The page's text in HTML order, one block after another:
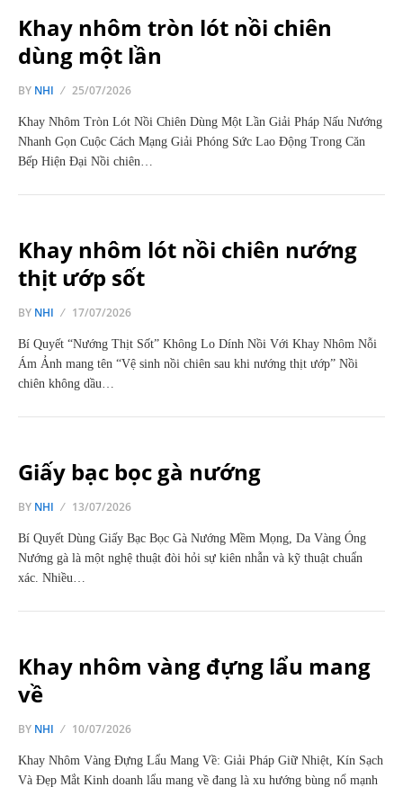
Khay nhôm tròn lót nồi chiên
dùng một lần
BY NHI 25/07/2026
Khay Nhôm Tròn Lót Nồi Chiên Dùng Một Lần Giải Pháp Nấu Nướng
Nhanh Gọn Cuộc Cách Mạng Giải Phóng Sức Lao Động Trong Căn
Bếp Hiện Đại Nồi chiên…
Khay nhôm lót nồi chiên nướng
thịt ướp sốt
BY NHI 17/07/2026
Bí Quyết “Nướng Thịt Sốt” Không Lo Dính Nồi Với Khay Nhôm Nỗi
Ám Ảnh mang tên “Vệ sinh nồi chiên sau khi nướng thịt ướp” Nồi
chiên không dầu…
Giấy bạc bọc gà nướng
BY NHI 13/07/2026
Bí Quyết Dùng Giấy Bạc Bọc Gà Nướng Mềm Mọng, Da Vàng Óng
Nướng gà là một nghệ thuật đòi hỏi sự kiên nhẫn và kỹ thuật chuẩn
xác. Nhiều…
Khay nhôm vàng đựng lẩu mang
về
BY NHI 10/07/2026
Khay Nhôm Vàng Đựng Lẩu Mang Về: Giải Pháp Giữ Nhiệt, Kín Sạch
Và Đẹp Mắt Kinh doanh lẩu mang về đang là xu hướng bùng nổ mạnh